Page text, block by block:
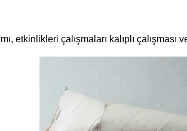
etkinlikleri çalışmaları kalıplı